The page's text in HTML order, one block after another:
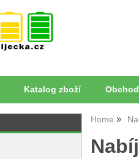
Katalog zboží
Home